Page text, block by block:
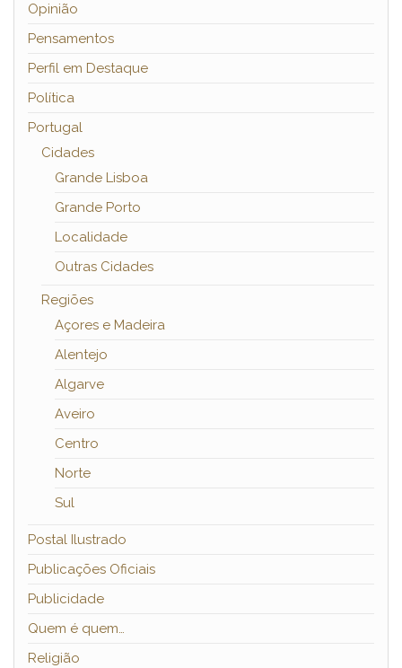
Opinião
Pensamentos
Perfil em Destaque
Política
Portugal
Cidades
Grande Lisboa
Grande Porto
Localidade
Outras Cidades
Regiões
Açores e Madeira
Alentejo
Algarve
Aveiro
Centro
Norte
Sul
Postal Ilustrado
Publicações Oficiais
Publicidade
Quem é quem…
Religião